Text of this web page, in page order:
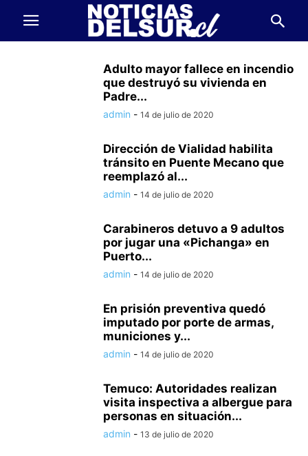
Adulto mayor fallece en incendio
que destruyó su vivienda en
Padre...
admin - 14 de julio de 2020
Dirección de Vialidad habilita
tránsito en Puente Mecano que
reemplazó al...
admin - 14 de julio de 2020
Carabineros detuvo a 9 adultos
por jugar una «Pichanga» en
Puerto...
admin - 14 de julio de 2020
En prisión preventiva quedó
imputado por porte de armas,
municiones y...
admin - 14 de julio de 2020
Temuco: Autoridades realizan
visita inspectiva a albergue para
personas en situación...
admin - 13 de julio de 2020